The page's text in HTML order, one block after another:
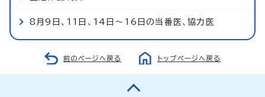
8月9日、11日、14日～16日の当番医、協力医
前のページへ戻る トップページへ戻る